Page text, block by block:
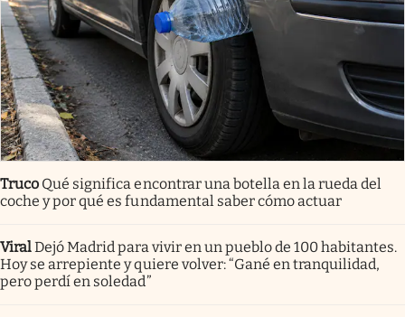
Truco Qué significa encontrar una botella en la rueda del
coche y por qué es fundamental saber cómo actuar
ViralDejó Madrid para vivir en un pueblo de 100 habitantes.
Hoy se arrepiente y quiere volver: “Gané en tranquilidad,
pero perdí en soledad”